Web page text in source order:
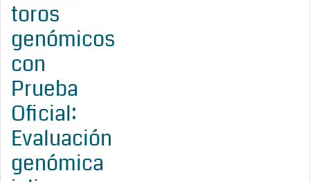
toros
genómicos
con
Prueba
Oficial:
Evaluación
genómica